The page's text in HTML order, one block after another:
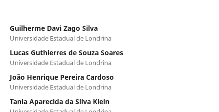
Guilherme Davi Zago Silva
Universidade Estadual de Londrina
Lucas Guthierres de Souza Soares
Universidade Estadual de Londrina
João Henrique Pereira Cardoso
Universidade Estadual de Londrina
Tania Aparecida da Silva Klein